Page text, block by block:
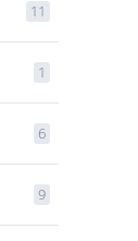
11
1
6
9